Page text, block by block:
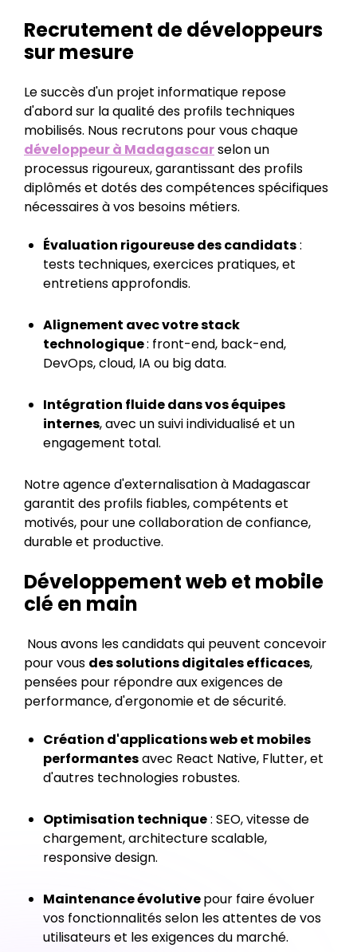
Recrutement de développeurs
sur mesure
Le succès d'un projet informatique repose
d'abord sur la qualité des profils techniques
mobilisés. Nous recrutons pour vous chaque
développeur à Madagascarselon un
processus rigoureux, garantissant des profils
diplômés et dotés des compétences spécifiques
nécessaires à vos besoins métiers.
Évaluation rigoureuse des candidats:
tests techniques, exercices pratiques, et
entretiens approfondis.
Alignement avec votre stack
technologique: front-end, back-end,
DevOps, cloud, IA ou big data.
Intégration fluide dans vos équipes
internes, avec un suivi individualisé et un
engagement total.
Notre agence d'externalisation à Madagascar
garantit des profils fiables, compétents et
motivés, pour une collaboration de confiance,
durable et productive.
Développement web et mobile
clé en main
‍ Nous avons les candidats qui peuvent concevoir
pour vous des solutions digitales efficaces,
pensées pour répondre aux exigences de
performance, d'ergonomie et de sécurité.
Création d'applications web et mobiles
performantesavec React Native, Flutter, et
d'autres technologies robustes.
Optimisation technique: SEO, vitesse de
chargement, architecture scalable,
responsive design.
Maintenance évolutivepour faire évoluer
vos fonctionnalités selon les attentes de vos
utilisateurs et les exigences du marché.